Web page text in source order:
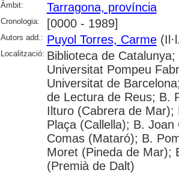
Àmbit:
Tarragona, província
Cronologia: [0000 - 1989]
Autors add.: Puyol Torres, Carme
Localització: Biblioteca de
Universitat Pompeu
Universitat de
de Lectura de Reus; B.
Ilturo (Cabrera de Mar);
Plaça (Callella); B.
Comas (Mataró); B.
Moret (Pineda de Mar);
(Premià de Dalt)